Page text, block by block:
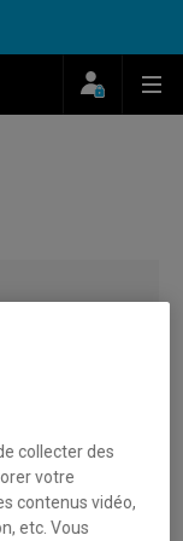
Menu
votre nouvelle
plusieurs
ainsi qu’une
incluant des
et ce dès
collecter des
votre
contenus vidéo,
etc. Vous